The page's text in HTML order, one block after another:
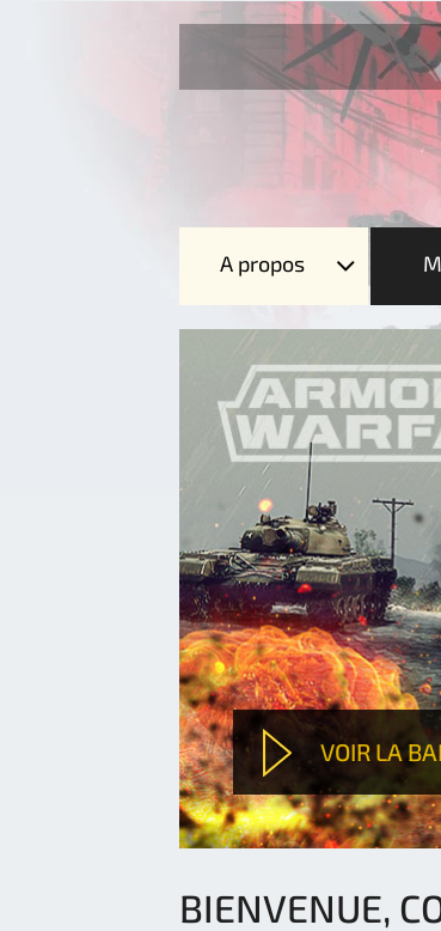
A propos
VOIR LA
BIENVENUE,